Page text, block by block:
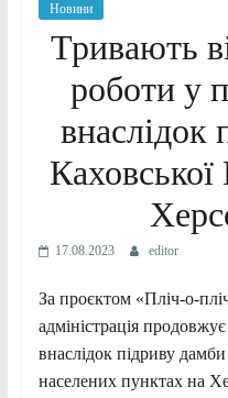
Новини
Тривають
роботи у
внаслідок
17.08.2023 editor
За проєктом «Пліч-о-
адміністрація
внаслідок підриву
населених пунктах на